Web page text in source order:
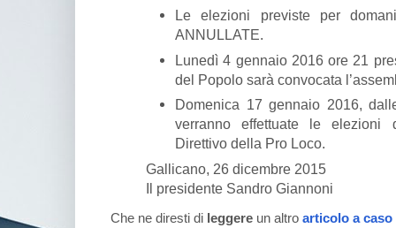
Le elezioni previste per
ANNULLATE.
Lunedì 4 gennaio 2016 ore 21
del Popolo sarà convocata
Domenica 17 gennaio 2016,
verranno effettuate le elezioni
Direttivo della Pro Loco.
Gallicano, 26 dicembre 2015
Il presidente Sandro Giannoni
Che ne diresti di leggere un altro articolo a caso